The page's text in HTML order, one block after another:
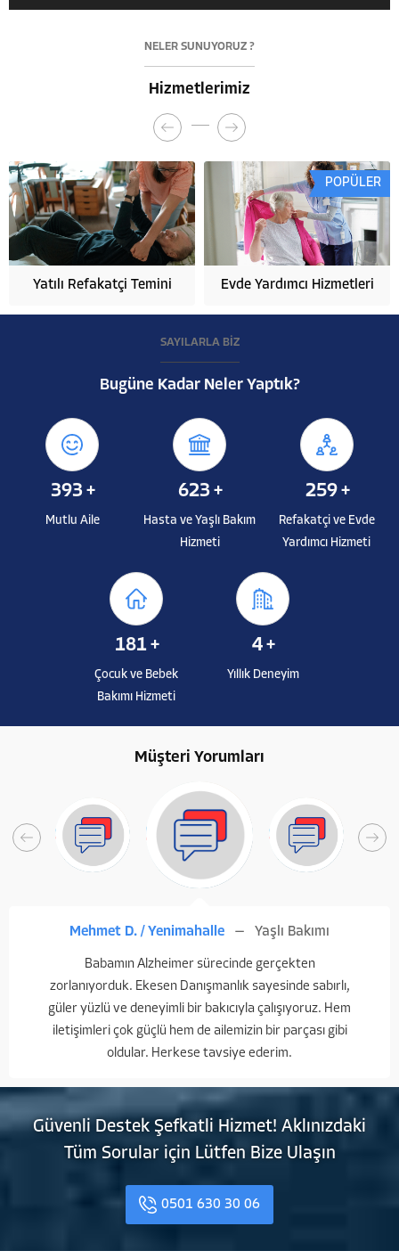
NELER SUNUYORUZ ?
Hizmetlerimiz
Yatılı Refakatçi Temini
POPÜLER
Evde Yardımcı Hizmetleri
SAYILARLA BİZ
Bugüne Kadar Neler Yaptık?
393+
Mutlu Aile
623+
Hasta ve Yaşlı Bakım
Hizmeti
259+
Refakatçi ve Evde
Yardımcı Hizmeti
181+
Çocuk ve Bebek
Bakımı Hizmeti
4+
Yıllık Deneyim
Müşteri Yorumları
Mehmet D. / Yenimahalle Yaşlı Bakımı
Babamın Alzheimer sürecinde gerçekten
zorlanıyorduk. Ekesen Danışmanlık sayesinde sabırlı,
güler yüzlü ve deneyimli bir bakıcıyla çalışıyoruz. Hem
iletişimleri çok güçlü hem de ailemizin bir parçası gibi
oldular. Herkese tavsiye ederim.
Güvenli Destek Şefkatli Hizmet! Aklınızdaki
Tüm Sorular için Lütfen Bize Ulaşın
0501 630 30 06